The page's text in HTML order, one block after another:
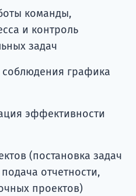
команды,
и контроль
задач
графика
эффективности
(постановка задач
отчетности,
проектов)